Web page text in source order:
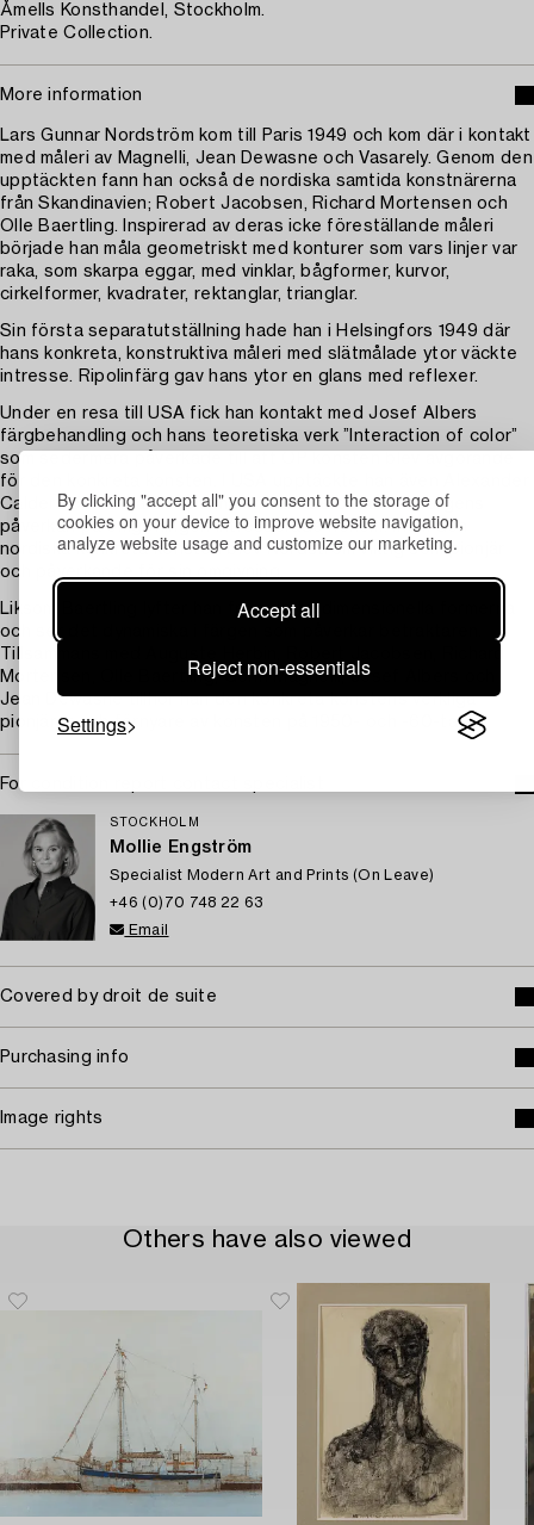
By clicking "accept all" you consent to the storage of
cookies on your device to improve website navigation,
analyze website usage and customize our marketing.
Accept all
Reject non-essentials
Settings
Åmells Konsthandel, Stockholm.
Private Collection.
More information
Lars Gunnar Nordström kom till Paris 1949 och kom där i kontakt
med måleri av Magnelli, Jean Dewasne och Vasarely. Genom den
upptäckten fann han också de nordiska samtida konstnärerna
från Skandinavien; Robert Jacobsen, Richard Mortensen och
Olle Baertling. Inspirerad av deras icke föreställande måleri
började han måla geometriskt med konturer som vars linjer var
raka, som skarpa eggar, med vinklar, bågformer, kurvor,
cirkelformer, kvadrater, rektanglar, trianglar.
Sin första separatutställning hade han i Helsingfors 1949 där
hans konkreta, konstruktiva måleri med slätmålade ytor väckte
intresse. Ripolinfärg gav hans ytor en glans med reflexer.
Under en resa till USA fick han kontakt med Josef Albers
färgbehandling och hans teoretiska verk ”Interaction of color”
som sedermera påverkade till att OP konsten blev avgörande
för den konkreta konsten. I USA upptäckte han även Alexander
Calders och Stuart Davis måleri vars beroende av färgens
påverkan på omgivningen intresserade honom. Inom den
nordiska konkreta konsten blev Nordström viktig som pionjär
och påverkande för sin omgivning.
Liksom Baertling lyfter han fram de tredimensionella formerna
och ser det dynamiska i färgen som påverkar betraktaren.
Tillsammans med Auguste Herbin, Robert Jacobsen, Richard
Mortensen, Olle Baertling, Gorin Magnelli, Josef Albers och
Jean Dewasne tillhör han den konkreta konstens verkliga
pionjärer och förnyare av konsten på 1950- och -60-talen.
For condition report contact specialist
STOCKHOLM
Mollie Engström
Specialist Modern Art and Prints (On Leave)
+46 (0)70 748 22 63
Email
Covered by droit de suite
Purchasing info
Image rights
Others have also viewed